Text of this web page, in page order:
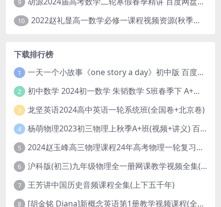
9
10 2022赵礼显高一数学必修一课程视频资源(秋季班 含讲义)百度网盘云
下载排行榜
1 一天一个小故事《one story a day》初中版 百度网盘分享下载
2 初中数学 2024初一数学 朱韬数学 S班春季下 A+班春季下 百度云网盘
3 龙坚英语2024高中英语一轮系统班(全国卷+北京卷)
4 杨萌物理2023初三物理上秋季A+班(视频+讲义) 百度网盘分享
5 2024赵玉峰高三物理课程24年高考物理一轮复习网课教程
6 沪科版(初三)九年级物理全一册网课教学视频全集(录播版 杜春雨 66讲)
7 王芳讲中国历史音频课程全集(上下五千年)
8 [胡金铭 Diana]新概念英语第1册教学视频课程(全集 百度网盘下载)